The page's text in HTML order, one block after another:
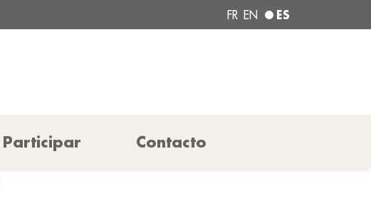
FR EN ES
Participar Contacto